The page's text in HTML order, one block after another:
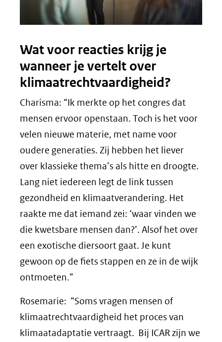
Wat voor reacties krijg je
wanneer je vertelt over
klimaatrechtvaardigheid?
Charisma: “Ik merkte op het congres dat
mensen ervoor openstaan. Toch is het voor
velen nieuwe materie, met name voor
oudere generaties. Zij hebben het liever
over klassieke thema’s als hitte en droogte.
Lang niet iedereen legt de link tussen
gezondheid en klimaatverandering. Het
raakte me dat iemand zei: ‘waar vinden we
die kwetsbare mensen dan?’. Alsof het over
een exotische diersoort gaat. Je kunt
gewoon op de fiets stappen en ze in de wijk
ontmoeten.”
Rosemarie: “Soms vragen mensen of
klimaatrechtvaardigheid het proces van
klimaatadaptatie vertraagt. Bij ICAR zijn we